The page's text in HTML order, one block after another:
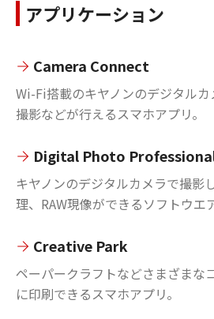
アプリケーション
Camera Connect
Wi-Fi搭載のキヤノンのデジタル
撮影などが行えるスマホアプリ。
Digital Photo
キヤノンのデジタルカメラで撮影
理、RAW現像ができるソフトウエア
Creative Park
ペーパークラフトなどさまざまな
に印刷できるスマホアプリ。